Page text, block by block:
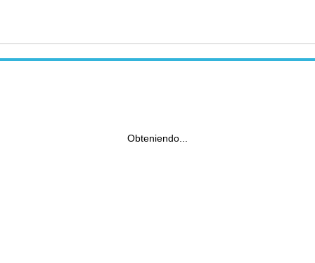
Obteniendo...